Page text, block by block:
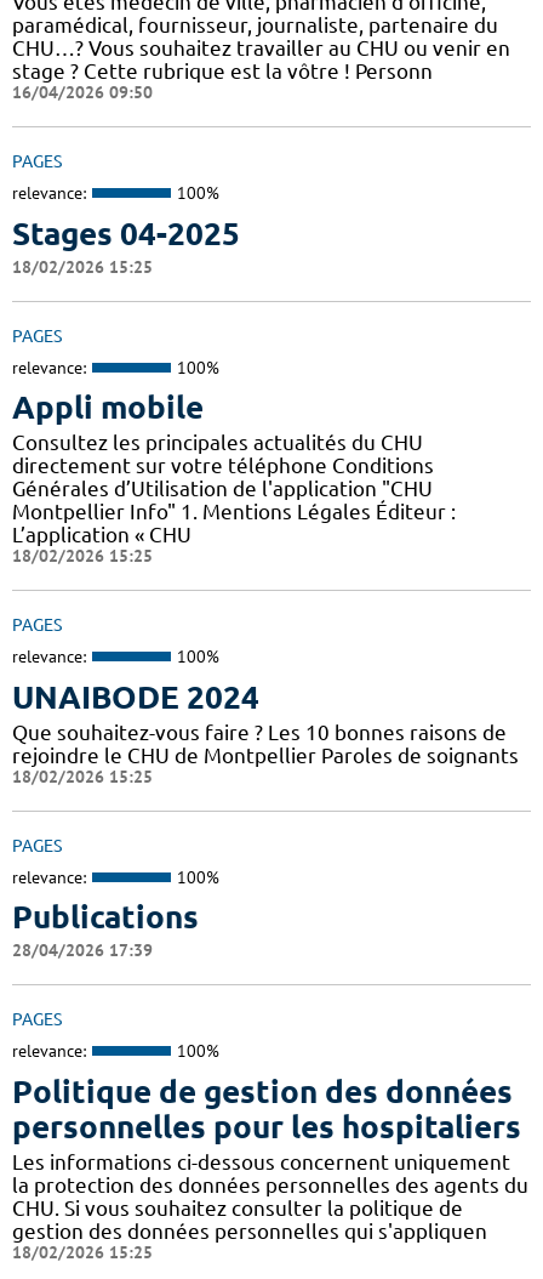
paramédical, fournisseur, journaliste, partenaire du
CHU…? Vous souhaitez travailler au CHU ou venir en
stage ? Cette rubrique est la vôtre ! Personn
16/04/2026 09:50
PAGES
relevance: 100%
Stages 04-2025
18/02/2026 15:25
PAGES
relevance: 100%
Appli mobile
Consultez les principales actualités du CHU
directement sur votre téléphone Conditions
Générales d’Utilisation de l'application "CHU
Montpellier Info" 1. Mentions Légales Éditeur :
L’application « CHU
18/02/2026 15:25
PAGES
relevance: 100%
UNAIBODE 2024
Que souhaitez-vous faire ? Les 10 bonnes raisons de
rejoindre le CHU de Montpellier Paroles de soignants
18/02/2026 15:25
PAGES
relevance: 100%
Publications
28/04/2026 17:39
PAGES
relevance: 100%
Politique de gestion des données
personnelles pour les hospitaliers
Les informations ci-dessous concernent uniquement
la protection des données personnelles des agents du
CHU. Si vous souhaitez consulter la politique de
gestion des données personnelles qui s'appliquen
18/02/2026 15:25